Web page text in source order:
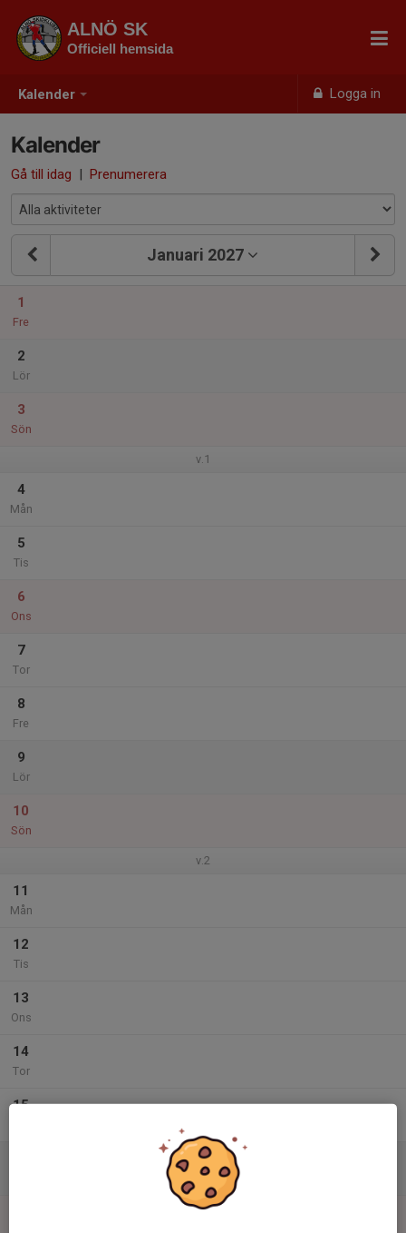
Kalender Logga in
ALNÖ SK
Officiell hemsida
Kalender
Gå till idag | Prenumerera
Januari 2027
1
Fre
2
Lör
3
Sön
v.1
4
Mån
5
Tis
6
Ons
7
Tor
8
Fre
9
Lör
10
Sön
v.2
11
Mån
12
Tis
13
Ons
14
Tor
15